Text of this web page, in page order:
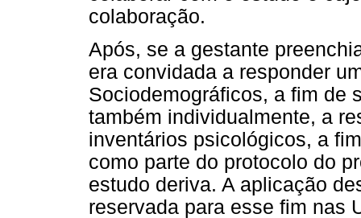
colaboração.
Após, se a gestante
era convidada a responder
Sociodemográficos, a fim de
também individualmente, a
inventários psicológicos, a
como parte do protocolo do
estudo deriva. A aplicação
reservada para esse fim nas